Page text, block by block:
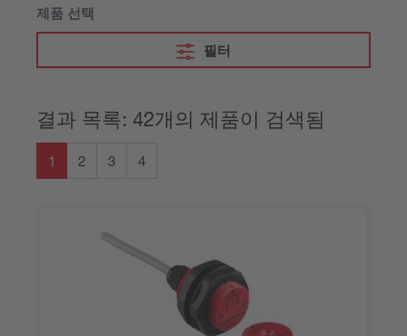
제품 선택
필터
결과 목록: 42개의 제품이 검색됨
1 2 3 4